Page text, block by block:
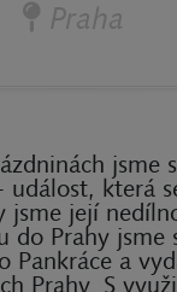
Praha
jsme
událost, která
jsme její
do Prahy jsme
Pankráce a
Prahy. S